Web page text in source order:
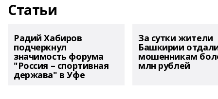
Статьи
Радий Хабиров
подчеркнул
значимость форума
"Россия – спортивная
держава" в Уфе
За сутки жители
Башкирии
мошенникам
млн рублей